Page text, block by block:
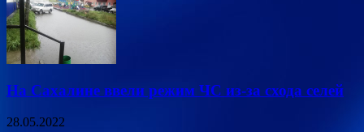
На Сахалине ввели режим ЧС из-за схода селей
28.05.2022